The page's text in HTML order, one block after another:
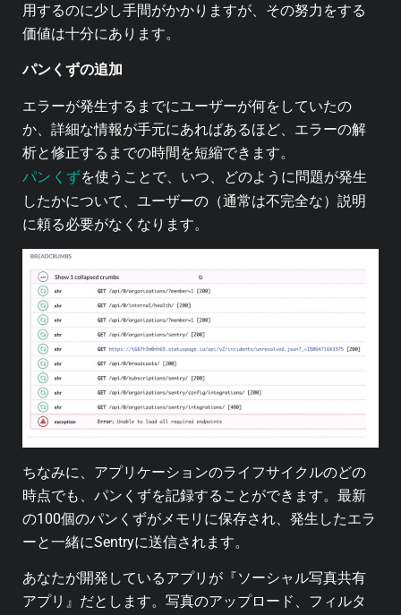
用するのに少し手間がかかりますが、その努力をする
価値は十分にあります。
パンくずの追加
エラーが発生するまでにユーザーが何をしていたの
か、詳細な情報が手元にあればあるほど、エラーの解
析と修正するまでの時間を短縮できます。
パンくずを使うことで、いつ、どのように問題が発生
したかについて、ユーザーの（通常は不完全な）説明
に頼る必要がなくなります。
ちなみに、アプリケーションのライフサイクルのどの
時点でも、パンくずを記録することができます。最新
の100個のパンくずがメモリに保存され、発生したエラ
ーと一緒にSentryに送信されます。
あなたが開発しているアプリが『ソーシャル写真共有
アプリ』だとします。写真のアップロード、フィルタ